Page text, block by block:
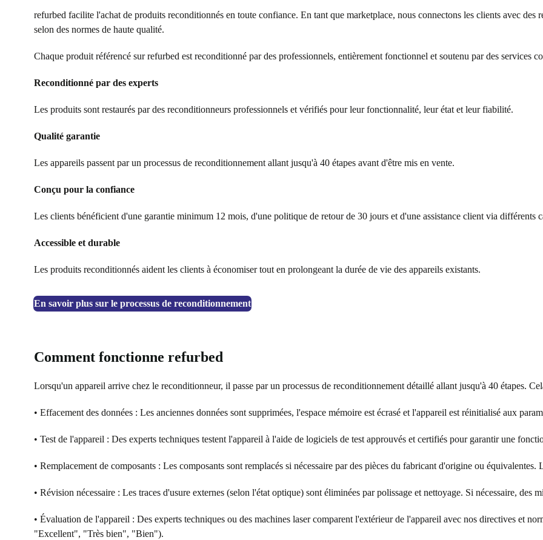
refurbed facilite l'achat de produits reconditionnés en toute confiance. En tant que marketplace, nous connectons les clients avec des
selon des normes de haute qualité.
Chaque produit référencé sur refurbed est reconditionné par des professionnels, entièrement fonctionnel et soutenu par des services
Reconditionné par des experts
Les produits sont restaurés par des reconditionneurs professionnels et vérifiés pour leur fonctionnalité, leur état et leur fiabilité.
Qualité garantie
Les appareils passent par un processus de reconditionnement allant jusqu'à 40 étapes avant d'être mis en vente.
Conçu pour la confiance
Les clients bénéficient d'une garantie minimum 12 mois, d'une politique de retour de 30 jours et d'une assistance client via différents
Accessible et durable
Les produits reconditionnés aident les clients à économiser tout en prolongeant la durée de vie des appareils existants.
En savoir plus sur le processus de reconditionnement
Comment fonctionne refurbed
Lorsqu'un appareil arrive chez le reconditionneur, il passe par un processus de reconditionnement détaillé allant jusqu'à 40 étapes.
• Effacement des données : Les anciennes données sont supprimées, l'espace mémoire est écrasé et l'appareil est réinitialisé aux
• Test de l'appareil : Des experts techniques testent l'appareil à l'aide de logiciels de test approuvés et certifiés pour garantir une
• Remplacement de composants : Les composants sont remplacés si nécessaire par des pièces du fabricant d'origine ou équivalentes.
• Révision nécessaire : Les traces d'usure externes (selon l'état optique) sont éliminées par polissage et nettoyage. Si nécessaire, des
• Évaluation de l'appareil : Des experts techniques ou des machines laser comparent l'extérieur de l'appareil avec nos directives et
"Excellent", "Très bien", "Bien").